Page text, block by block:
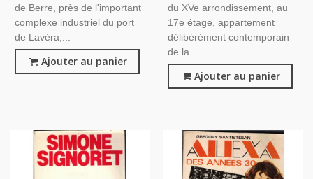
de Berre, près de l'important
complexe industriel du port
de Lavéra,...
Ajouter au panier
du XVe arrondissement, au
17e étage, appartement
délibérément contemporain
de la...
Ajouter au panier